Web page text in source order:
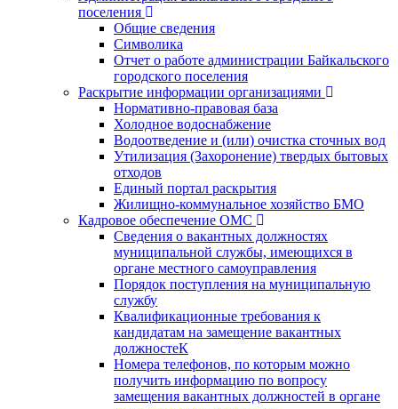
поселения
Общие сведения
Символика
Отчет о работе администрации Байкальского
городского поселения
Раскрытие информации организациями
Нормативно-правовая база
Холодное водоснабжение
Водоотведение и (или) очистка сточных вод
Утилизация (Захоронение) твердых бытовых
отходов
Единый портал раскрытия
Жилищно-коммунальное хозяйство БМО
Кадровое обеспечение ОМС
Сведения о вакантных должностях
муниципальной службы, имеющихся в
органе местного самоуправления
Порядок поступления на муниципальную
службу
Квалификационные требования к
кандидатам на замещение вакантных
должностеК
Номера телефонов, по которым можно
получить информацию по вопросу
замещения вакантных должностей в органе